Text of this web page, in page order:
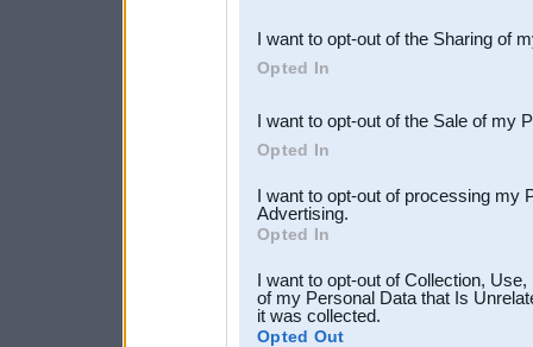
Downstream Participants
third parties.
I want to opt-out of the Sharing of
Opted In
I want to opt-out of the Sale of my
Opted In
I want to opt-out of processing my
Advertising.
Opted In
I want to opt-out of Collection,
of my Personal Data that Is
it was collected.
Opted Out